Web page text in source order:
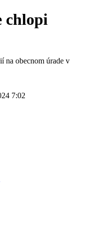
chlopi
na obecnom úrade v
7:02